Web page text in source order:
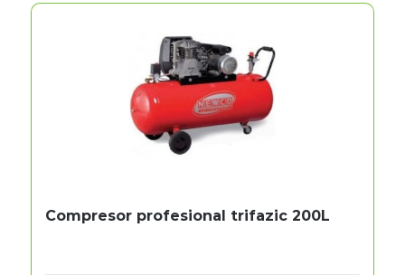
Compresor profesional trifazic 200L